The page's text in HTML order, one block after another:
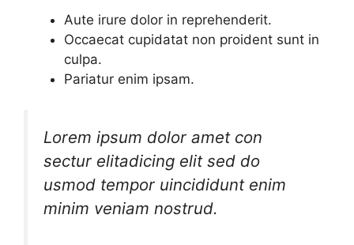
Aute irure dolor in reprehenderit.
Occaecat cupidatat non proident sunt in
culpa.
Pariatur enim ipsam.
Lorem ipsum dolor amet con
sectur elitadicing elit sed do
usmod tempor uincididunt enim
minim veniam nostrud.